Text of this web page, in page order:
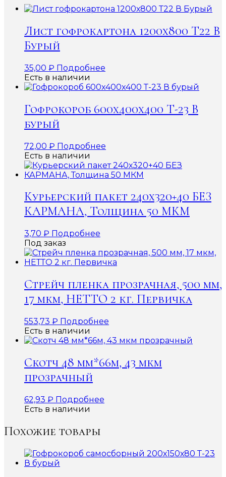
Лист гофрокартона 1200х800 Т22 В
Бурый
35,00 ₽ Подробнее
Есть в наличии
Гофрокороб 600x400x400 Т-23 В
бурый
72,00 ₽ Подробнее
Есть в наличии
Курьерский пакет 240х320+40 БЕЗ
КАРМАНА, Толщина 50 МКМ
3,70 ₽ Подробнее
Под заказ
Стрейч пленка прозрачная, 500 мм,
17 мкм, НЕТТО 2 кг. Первичка
553,73 ₽ Подробнее
Есть в наличии
Скотч 48 мм*66м, 43 мкм
прозрачный
62,93 ₽ Подробнее
Есть в наличии
Похожие товары